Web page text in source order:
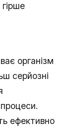
організм
серйозні
процеси.
ефективно